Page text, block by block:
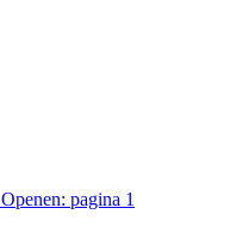
Openen: pagina 1